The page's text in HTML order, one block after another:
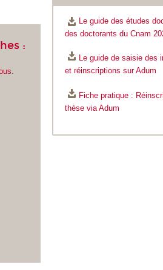
:
.
Le guide des études
des doctorants du Cnam
Le guide de saisie des
et réinscriptions sur Adum
Fiche pratique :
thèse via Adum